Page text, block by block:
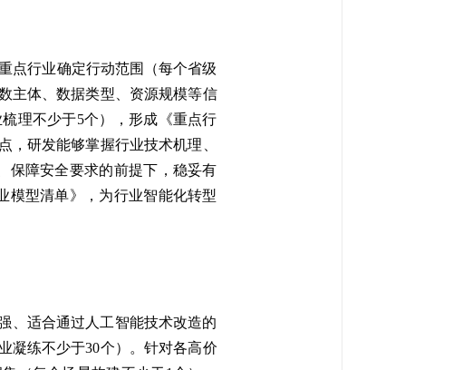
点行业确定行动范围（每个省级
主体、数据类型、资源规模等信
理不少于5个），形成《重点行
研发能够掌握行业技术机理、
保障安全要求的前提下，稳妥有
模型清单》，为行业智能化转型
、适合通过人工智能技术改造的
凝练不少于30个）。针对各高价